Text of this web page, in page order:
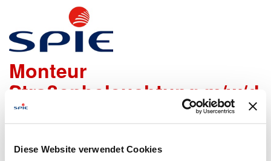
Diese Website verwendet Cookies
Elektriker / Elektroniker /
Monteur
Straßenbeleuchtung m/w/d
möchtest!